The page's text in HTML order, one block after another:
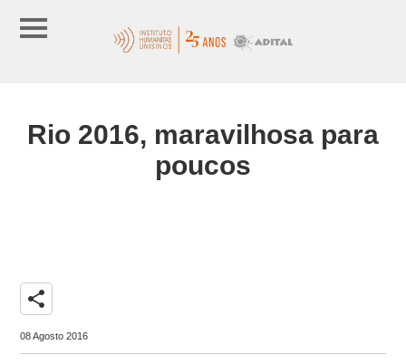
Rio 2016, maravilhosa para
poucos
share
08 Agosto 2016